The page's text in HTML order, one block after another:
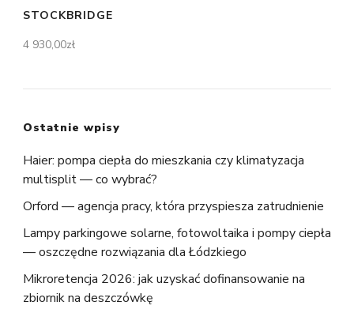
STOCKBRIDGE
4 930,00zł
Ostatnie wpisy
Haier: pompa ciepła do mieszkania czy klimatyzacja
multisplit — co wybrać?
Orford — agencja pracy, która przyspiesza zatrudnienie
Lampy parkingowe solarne, fotowoltaika i pompy ciepła
— oszczędne rozwiązania dla Łódzkiego
Mikroretencja 2026: jak uzyskać dofinansowanie na
zbiornik na deszczówkę